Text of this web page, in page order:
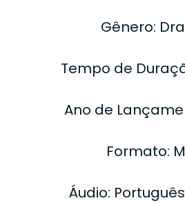
Gênero:
Tempo de
Ano de
Formato:
Áudio: